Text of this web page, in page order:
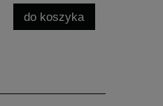
do koszyka